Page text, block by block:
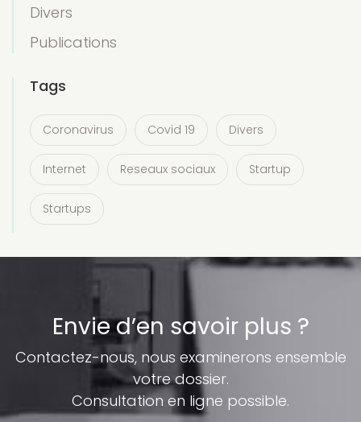
Divers
Publications
Tags
Coronavirus Covid 19 Divers
Internet Reseaux sociaux Startup
Startups
Envie d’en savoir plus ?
Contactez-nous, nous examinerons ensemble
votre dossier.
Consultation en ligne possible.